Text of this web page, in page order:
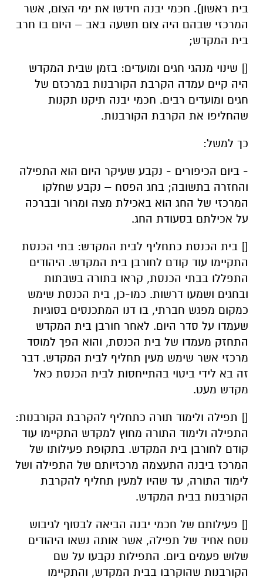
בית ראשון). חכמי יבנה חידשו את ימי הצום, אשר
המרכזי שבהם היה צום תשעה באב – היום בו חרב
בית המקדש;
[] שינוי מנהגי חגים ומועדים: בזמן שבית המקדש
היה קיים עמדה הקרבת הקורבנות במרכזם של
חגים ומועדים רבים. חכמי יבנה תיקנו תקנות
שהחליפו את הקרבת הקורבנות.
כך למשל:
- ביום הכיפורים - נקבע שעיקר היום הוא התפילה
והחזרה בתשובה; בחג הפסח – נקבע שחלקו
המרכזי של החג הוא באכילת מצה ומרור ובברכה
על אכילתם בסעודת החג.
[] בית הכנסת כתחליף לבית המקדש: בתי הכנסת
התקיימו עוד קודם לחורבן בית המקדש. היהודים
התפללו בבתי הכנסת, קראו בתורה בשבתות
ובחגים ושמעו דרשות. כמו-כן, בית הכנסת שימש
כמקום מפגש חברתי, בו דנו המתכנסים בסוגיות
שעמדו על סדר היום. לאחר חורבן בית המקדש
התחזק מעמדו של בית הכנסת, והוא הפך למוסד
מרכזי אשר שימש מעין תחליף לבית המקדש. דבר
זה בא לידי ביטוי בהתייחסות לבית הכנסת כאל
מקדש מעט.
[] תפילה ולימוד תורה כתחליף להקרבת הקורבנות:
התפילה ולימוד התורה מחוץ למקדש התקיימו עוד
קודם לחורבן בית המקדש. בתקופת פעילותו של
המרכז ביבנה התעצמה מרכזיותם של התפילה ושל
לימוד התורה, עד שהיו למעין תחליף להקרבת
הקורבנות בבית המקדש.
[] פעילותם של חכמי יבנה הביאה לבסוף לגיבוש
נוסח אחיד של תפילה, אשר אותה נשאו היהודים
שלוש פעמים ביום. התפילות נקבעו על שם
הקורבנות שהוקרבו בבית המקדש, והתקיימו